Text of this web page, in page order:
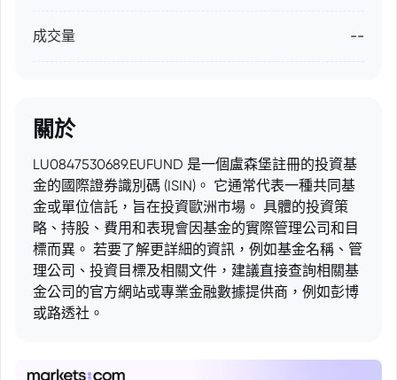
成交量 --
關於
LU0847530689.EUFUND 是一個盧森堡註冊的投資基
金的國際證券識別碼 (ISIN)。 它通常代表一種共同基
金或單位信託，旨在投資歐洲市場。 具體的投資策
略、持股、費用和表現會因基金的實際管理公司和目
標而異。 若要了解更詳細的資訊，例如基金名稱、管
理公司、投資目標及相關文件，建議直接查詢相關基
金公司的官方網站或專業金融數據提供商，例如彭博
或路透社。